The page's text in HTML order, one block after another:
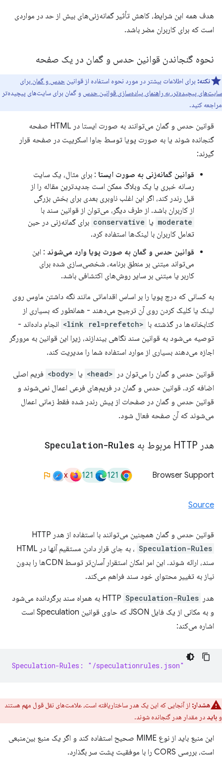
هدف همه این شرایط، کاهش تأثیر گمانه‌زنی‌های بیش از حد در مواردی
است که برای کاربران مضر باشد.
نحوه گنجاندن قوانین حدس و گمان در یک صفحه
نکته: برای اطلاعات بیشتر در مورد نحوه استفاده از قوانین حدس و گمان برای
سایت‌های پیچیده‌تر، به راهنمای پیاده‌سازی قوانین حدس و گمان برای سایت‌های پیچیده‌تر
مراجعه کنید.
قوانین حدس و گمان می‌توانند به صورت ایستا در HTML صفحه
گنجانده شوند یا به صورت پویا توسط جاوا اسکریپت در صفحه قرار
گیرند:
قوانین گمانه‌زنی به صورت ایستا : برای مثال، یک سایت
رسانه خبری یا یک وبلاگ ممکن است جدیدترین مقاله را از
قبل رندر کند، اگر این اغلب ناوبری بعدی برای بخش بزرگی
از کاربران باشد. از طرف دیگر، می‌توان از قوانین سند با
moderate ​​یا conservative برای گمانه‌زنی در حین
تعامل کاربران با لینک‌ها استفاده کرد.
قوانین حدس و گمان به صورت پویا وارد می‌شوند : این
می‌تواند مبتنی بر منطق برنامه، شخصی‌سازی شده برای
کاربر یا مبتنی بر سایر روش‌های اکتشافی باشد.
به کسانی که درج پویا را بر اساس اقداماتی مانند نگه داشتن ماوس روی
لینک یا کلیک کردن روی آن ترجیح می‌دهند - همانطور که بسیاری از
کتابخانه‌ها در گذشته با <link rel=prefetch>
انجام داده‌اند -
توصیه می‌شود به قوانین سند نگاهی بیندازند، زیرا این قوانین به مرورگر
اجازه می‌دهند بسیاری از موارد استفاده شما را مدیریت کند.
قوانین حدس و گمان را می‌توان در <head> یا <body>
فریم اصلی
اضافه کرد. قوانین حدس و گمان در فریم‌های فرعی اعمال نمی‌شوند و
قوانین حدس و گمان در صفحات از پیش رندر شده فقط زمانی اعمال
می‌شوند که آن صفحه فعال شود.
هدر HTTP مربوط به Speculation-Rules
Browser Support
121
121
x
Source
قوانین حدس و گمان همچنین می‌توانند با استفاده از هدر HTTP
Speculation-Rules
، به جای قرار دادن مستقیم آنها در HTML
سند، ارائه شوند. این امر امکان استقرار آسان‌تر توسط CDNها را بدون
نیاز به تغییر محتوای خود سند فراهم می‌کند.
هدر HTTP Speculation-Rules
به همراه سند برگردانده می‌شود
و به مکانی از یک فایل JSON که حاوی قوانین Speculation است
اشاره می‌کند:
Speculation-Rules: "/speculationrules.json"
هشدار: از آنجایی که این یک هدر ساختاریافته است، علامت‌های نقل قول مهم هستند
و باید در مقدار هدر گنجانده شوند.
این منبع باید از نوع MIME صحیح استفاده کند و اگر یک منبع بین‌منبعی
است، بررسی CORS را با موفقیت پشت سر بگذارد.